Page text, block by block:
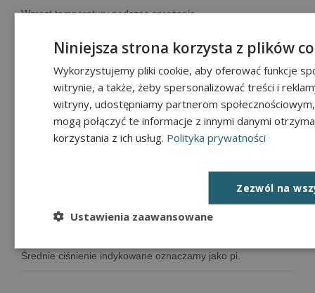
Wzrost temperatury podczas sprężania
Zmniejszając objętość gazu podnosimy jego temp
Liczba oktanowa
Liczba oktanowa określa odporność paliwa na spa
Średnie ciśnienie indykowane
Średnie ciśnienie indykowane oznaczamy jako pi.
Niniejsza strona korzysta z plików
Wykorzystujemy pliki cookie, aby oferować funkcje
witrynie, a także, żeby spersonalizować treści i
witryny, udostępniamy partnerom
mogą połączyć te informacje z innymi danymi
korzystania z ich usług. Polityka prywatności
Zezwól na
Ustawienia zaawansowane